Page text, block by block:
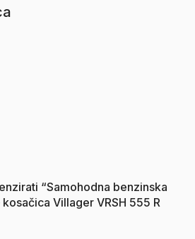
“Samohodna benzinska
Villager VRSH 555 R